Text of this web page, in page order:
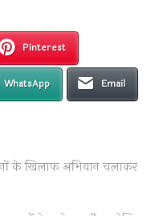
Pinterest
WhatsApp Email
के खिलाफ अभियान चलाकर